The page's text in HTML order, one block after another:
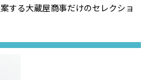
する大蔵屋商事だけのセレクショ